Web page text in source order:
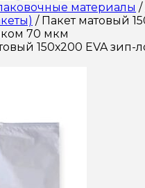
материалы /
/ Пакет матовый
70 мкм